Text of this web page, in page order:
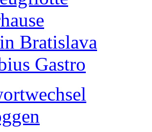
Bratislava
Gastro